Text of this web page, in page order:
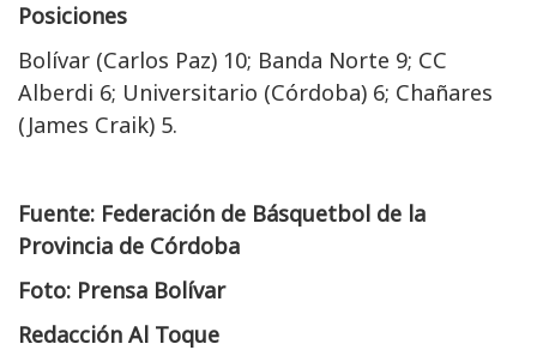
Posiciones
Bolívar (Carlos Paz) 10; Banda Norte 9; CC
Alberdi 6; Universitario (Córdoba) 6; Chañares
(James Craik) 5.
Fuente: Federación de Básquetbol de la
Provincia de Córdoba
Foto: Prensa Bolívar
Redacción Al Toque